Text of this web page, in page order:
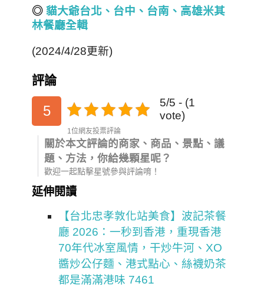
◎ 貓大爺台北 、 台中 、 台南 、 高雄米其
林餐廳全輯
(2024/4/28更新)
評論
5
5/5 - (1
vote)
1位網友投票評論
關於本文評論的商家、商品、景點、議
題、方法，你給幾顆星呢？
歡迎一起點擊星號參與評論唷！
延伸閱讀
【台北忠孝敦化站美食】波記茶餐
廳 2026：一秒到香港，重現香港
70年代冰室風情，干炒牛河、XO
醬炒公仔麵、港式點心、絲襪奶茶
都是滿滿港味 7461